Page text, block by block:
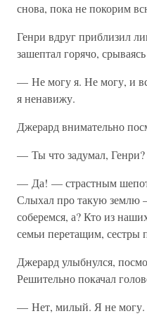
снова, пока не покорим
Генри вдруг приблизил
зашептал горячо,
— Не могу я. Не могу, и
я ненавижу.
Джерард внимательно
— Ты что задумал, Генри?
— Да! — страстным
Слыхал про такую землю
соберемся, а? Кто из
семьи перетащим,
Джерард улыбнулся,
Решительно покачал
— Нет, милый. Я не могу.